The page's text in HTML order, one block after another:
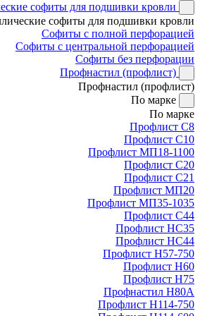
софиты для подшивки кровли
софиты для подшивки кровли
Софиты с полной перфорацией
Софиты с центральной перфорацией
Софиты без перфорации
Профнастил (профлист)
Профнастил (профлист)
По марке
По марке
Профлист С8
Профлист С10
Профлист МП18-1100
Профлист С20
Профлист С21
Профлист МП20
Профлист МП35-1035
Профлист С44
Профлист НС35
Профлист НС44
Профлист Н57-750
Профлист Н60
Профлист Н75
Профнастил Н80А
Профлист Н114-750